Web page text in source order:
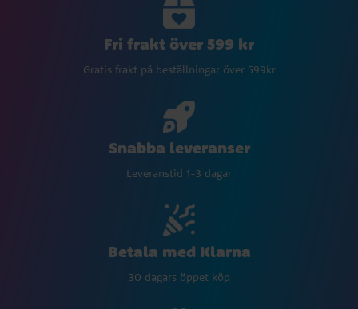
Fri frakt över 599 kr
Gratis frakt på beställningar över 599kr
Snabba leveranser
Leveranstid 1-3 dagar
Betala med Klarna
30 dagars öppet köp